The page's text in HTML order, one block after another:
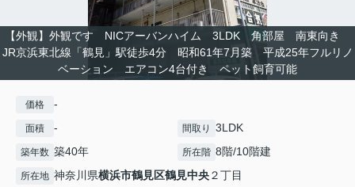
【外観】外観です NICアーバンハイム 3LDK 角部屋 南東向き
JR京浜東北線「鶴見」駅徒歩4分 昭和61年7月築 平成25年フルリノ
ベーション エアコン4台付き ペット飼育可能
価格 -
面積 - 間取り 3LDK
築年数 築40年 所在階 8階/10階建
所在地 神奈川県横浜市鶴見区鶴見中央２丁目